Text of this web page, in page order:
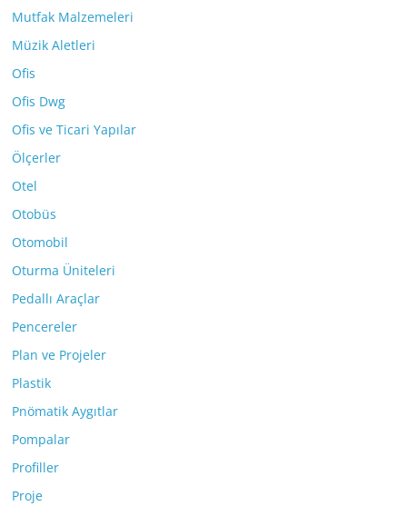
Mutfak Malzemeleri
Müzik Aletleri
Ofis
Ofis Dwg
Ofis ve Ticari Yapılar
Ölçerler
Otel
Otobüs
Otomobil
Oturma Üniteleri
Pedallı Araçlar
Pencereler
Plan ve Projeler
Plastik
Pnömatik Aygıtlar
Pompalar
Profiller
Proje